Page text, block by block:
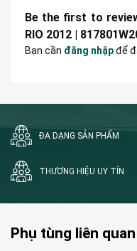
Be the first to
RIO 2012 |
Bạn cần đăng nhậpđể
ĐA DẠNG SẢN PHẨM
THƯƠNG HIỆU UY TÍN
Phụ tùng liên quan